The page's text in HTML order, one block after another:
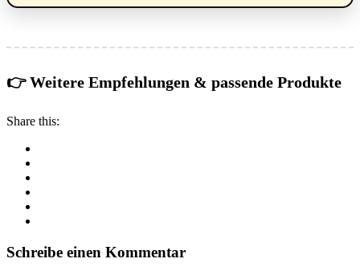
👉 Weitere Empfehlungen & passende Produkte
Share this:
Schreibe einen Kommentar